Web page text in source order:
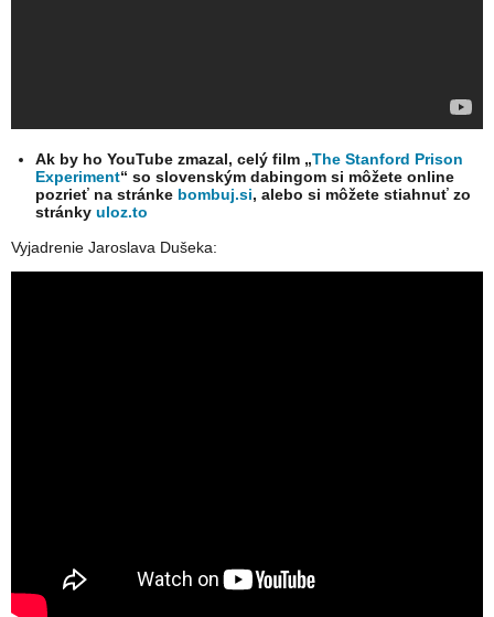
Ak by ho YouTube zmazal, celý film „The Stanford Prison
Experiment“ so slovenským dabingom si môžete online
pozrieť na stránke bombuj.si, alebo si môžete stiahnuť zo
stránkyuloz.to
Vyjadrenie Jaroslava Dušeka: